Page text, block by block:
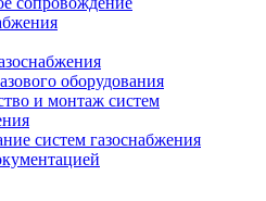
оборудования
и монтаж систем
систем газоснабжения